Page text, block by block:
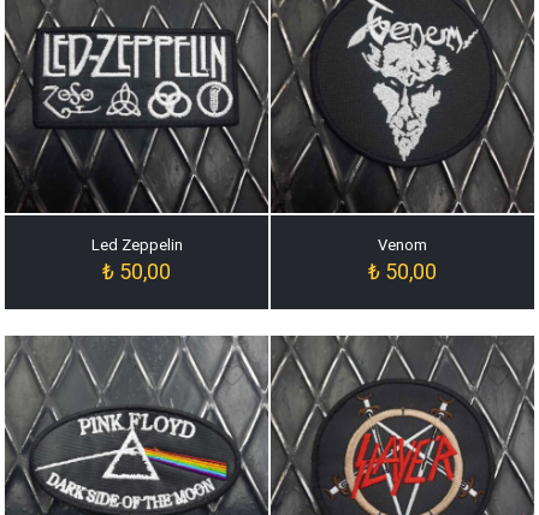
Led Zeppelin
₺ 50,00
Venom
₺ 50,00